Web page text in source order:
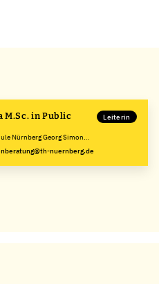
Nürnberg Georg Simon
Leiterin
nuernberg.de